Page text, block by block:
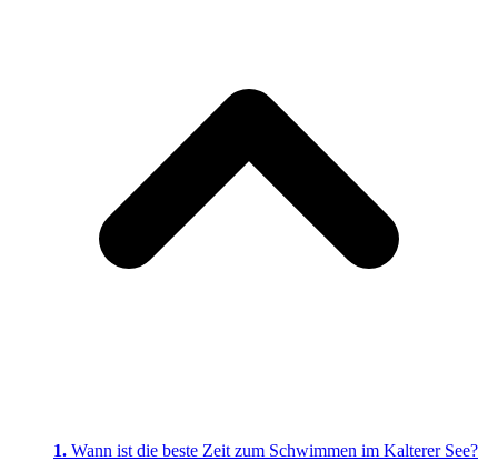
Wann ist die beste Zeit zum Schwimmen im Kalterer See?